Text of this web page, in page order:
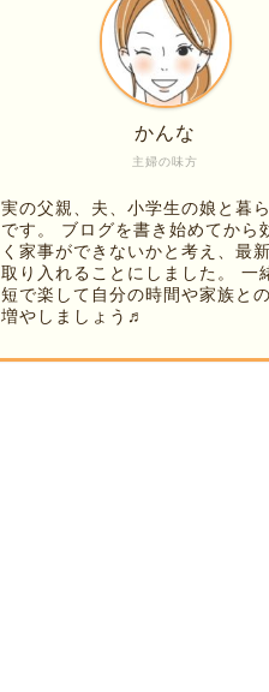
主婦の味方
かんな
実の父親、夫、小学生の娘と暮
です。 ブログを書き始めてから
く家事ができないかと考え、最
取り入れることにしました。 一
短で楽して自分の時間や家族と
増やしましょう♬